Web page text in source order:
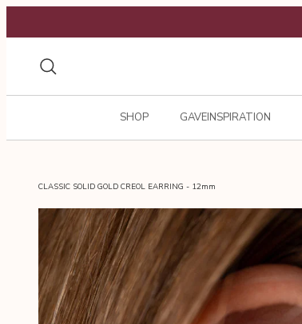
SHOP GAVEINSPIRATION
CLASSIC SOLID GOLD CREOL EARRING - 12mm